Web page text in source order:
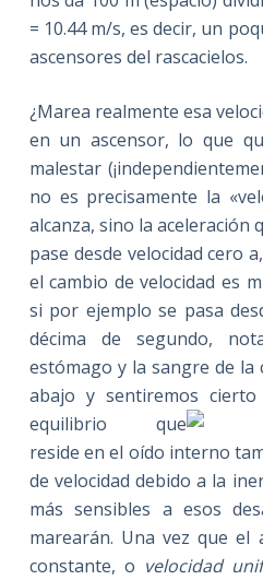
= 10.44 m/s, es decir, un
ascensores del rascacielos.
¿Marea realmente esa
en un ascensor, lo que
malestar
no es precisamente la
alcanza, sino la aceleración
pase desde velocidad cero
el cambio de velocidad es
si por ejemplo se pasa
décima de segundo,
estómago y la sangre de la
abajo y sentiremos cierto
equilibrio que
reside en el oído interno
de velocidad debido a la
más sensibles a esos
marearán. Una vez que el
constante, o velocidad